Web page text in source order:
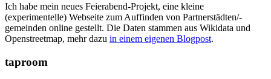
Ich habe mein neues Feierabend-Projekt, eine kleine
(experimentelle) Webseite zum Auffinden von Partnerstädten/-
gemeinden online gestellt. Die Daten stammen aus Wikidata und
Openstreetmap, mehr dazu in einem eigenen Blogpost.
taproom